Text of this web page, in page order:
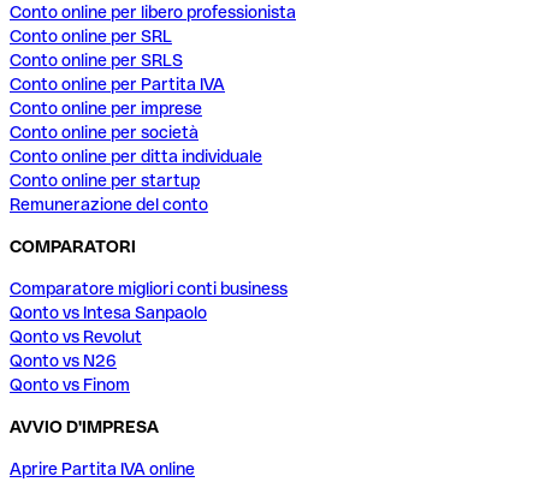
Conto online per libero professionista
Conto online per SRL
Conto online per SRLS
Conto online per Partita IVA
Conto online per imprese
Conto online per società
Conto online per ditta individuale
Conto online per startup
Remunerazione del conto
COMPARATORI
Comparatore migliori conti business
Qonto vs Intesa Sanpaolo
Qonto vs Revolut
Qonto vs N26
Qonto vs Finom
AVVIO D'IMPRESA
Aprire Partita IVA online